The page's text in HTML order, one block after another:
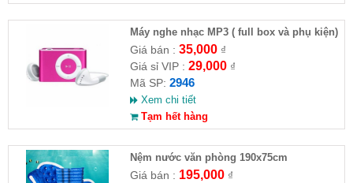
Máy nghe nhạc MP3 ( full box và phụ kiện)
Giá bán : 35,000₫
Giá sỉ VIP : 29,000₫
Mã SP: 2946
Xem chi tiết
Tạm hết hàng
Nệm nước văn phòng 190x75cm
Giá bán : 195,000₫